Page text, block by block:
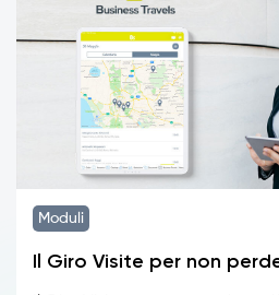
Moduli
Il Giro Visite per non